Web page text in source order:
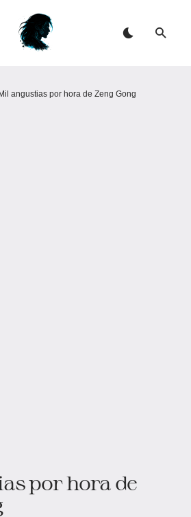
Mil angustias por hora de Zeng Gong
por hora de